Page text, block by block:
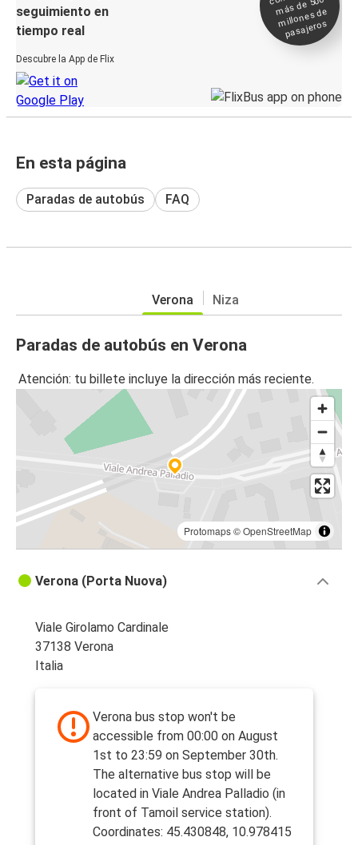
seguimiento en
tiempo real
Descubre la App de Flix
más de 500
millones de
pasajeros
En esta página
Paradas de autobús FAQ
Verona Niza
Paradas de autobús en Verona
Atención: tu billete incluye la dirección más reciente.
Protomaps©OpenStreetMap
Verona (Porta Nuova)
Viale Girolamo Cardinale
37138 Verona
Italia
Verona bus stop won't be
accessible from 00:00 on August
1st to 23:59 on September 30th.
The alternative bus stop will be
located in Viale Andrea Palladio (in
front of Tamoil service station).
Coordinates: 45.430848, 10.978415